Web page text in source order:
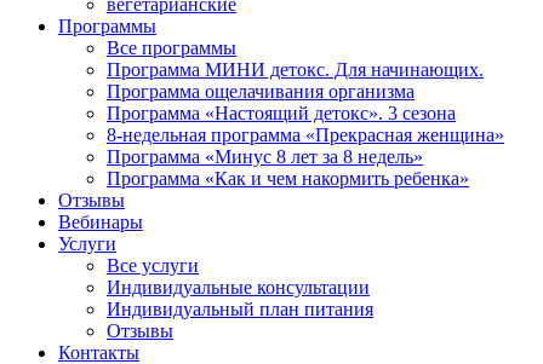
вегетарианские
Программы
Все программы
Программа МИНИ детокс. Для начинающих.
Программа ощелачивания организма
Программа «Настоящий детокс». 3 сезона
8-недельная программа «Прекрасная женщина»
Программа «Минус 8 лет за 8 недель»
Программа «Как и чем накормить ребенка»
Отзывы
Вебинары
Услуги
Все услуги
Индивидуальные консультации
Индивидуальный план питания
Отзывы
Контакты